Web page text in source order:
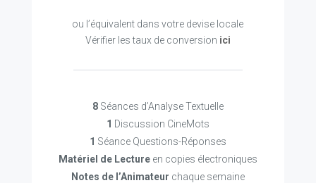
ou l’équivalent dans votre devise locale
Vérifier les taux de conversion ici
8Séances d’Analyse Textuelle
1 Discussion CineMots
1 Séance Questions-Réponses
Matériel de Lectureen copies électroniques
Notes de l’Animateur chaque semaine